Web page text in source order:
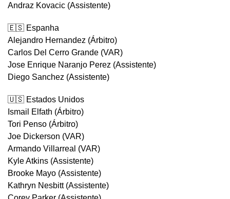
Andraz Kovacic (Assistente)
🇪🇸 Espanha
Alejandro Hernandez (Árbitro)
Carlos Del Cerro Grande (VAR)
Jose Enrique Naranjo Perez (Assistente)
Diego Sanchez (Assistente)
🇺🇸 Estados Unidos
Ismail Elfath (Árbitro)
Tori Penso (Árbitro)
Joe Dickerson (VAR)
Armando Villarreal (VAR)
Kyle Atkins (Assistente)
Brooke Mayo (Assistente)
Kathryn Nesbitt (Assistente)